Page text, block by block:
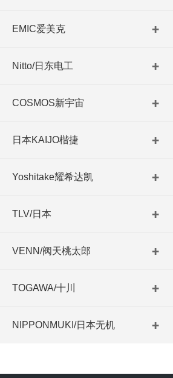
EMIC爱美克
Nitto/日东电工
COSMOS新宇宙
日本KAIJO楷捷
Yoshitake耀希达凯
TLV/日本
VENN/阀天桃太郎
TOGAWA/十川
NIPPONMUKI/日本无机